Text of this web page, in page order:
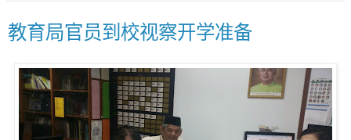
教育局官员到校视察开学准备